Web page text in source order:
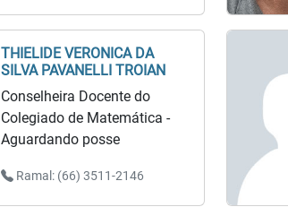
THIELIDE VERONICA DA
SILVA PAVANELLI TROIAN
Conselheira Docente do
Colegiado de Matemática -
Aguardando posse
Ramal: (66) 3511-2146